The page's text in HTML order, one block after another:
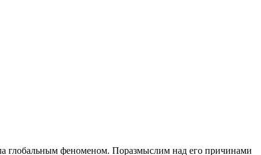
глобальным феноменом. Поразмыслим над его причинами